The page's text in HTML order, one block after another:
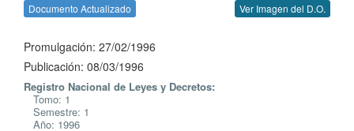
Documento Actualizado Ver Imagen del D.O.
Promulgación: 27/02/1996
Publicación: 08/03/1996
Registro Nacional de Leyes y Decretos:
Tomo: 1
Semestre: 1
Año: 1996